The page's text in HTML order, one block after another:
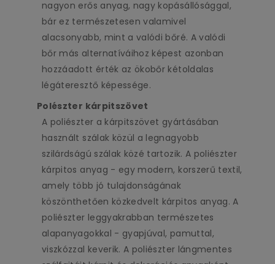
nagyon erős anyag, nagy kopásállósággal,
bár ez természetesen valamivel
alacsonyabb, mint a valódi bőré. A valódi
bőr más alternatíváihoz képest azonban
hozzáadott érték az ökobőr kétoldalas
légáteresztő képessége.
Polészter kárpitszövet
A poliészter a kárpitszövet gyártásában
használt szálak közül a legnagyobb
szilárdságú szálak közé tartozik. A poliészter
kárpitos anyag - egy modern, korszerű textil,
amely több jó tulajdonságának
köszönthetően közkedvelt kárpitos anyag. A
poliészter leggyakrabban természetes
alapanyagokkal - gyapjúval, pamuttal,
viszkózzal keverik. A poliészter lángmentes